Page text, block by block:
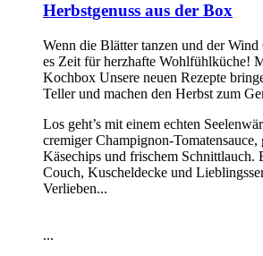
Herbstgenuss aus der Box
Wenn die Blätter tanzen und der Wind
es Zeit für herzhafte Wohlfühlküche!
Kochbox Unsere neuen Rezepte
Teller und machen den Herbst zum
Los geht’s mit einem echten
cremiger Champignon-
Käsechips und frischem Schnittlauch.
Couch, Kuscheldecke und
Verlieben...
...